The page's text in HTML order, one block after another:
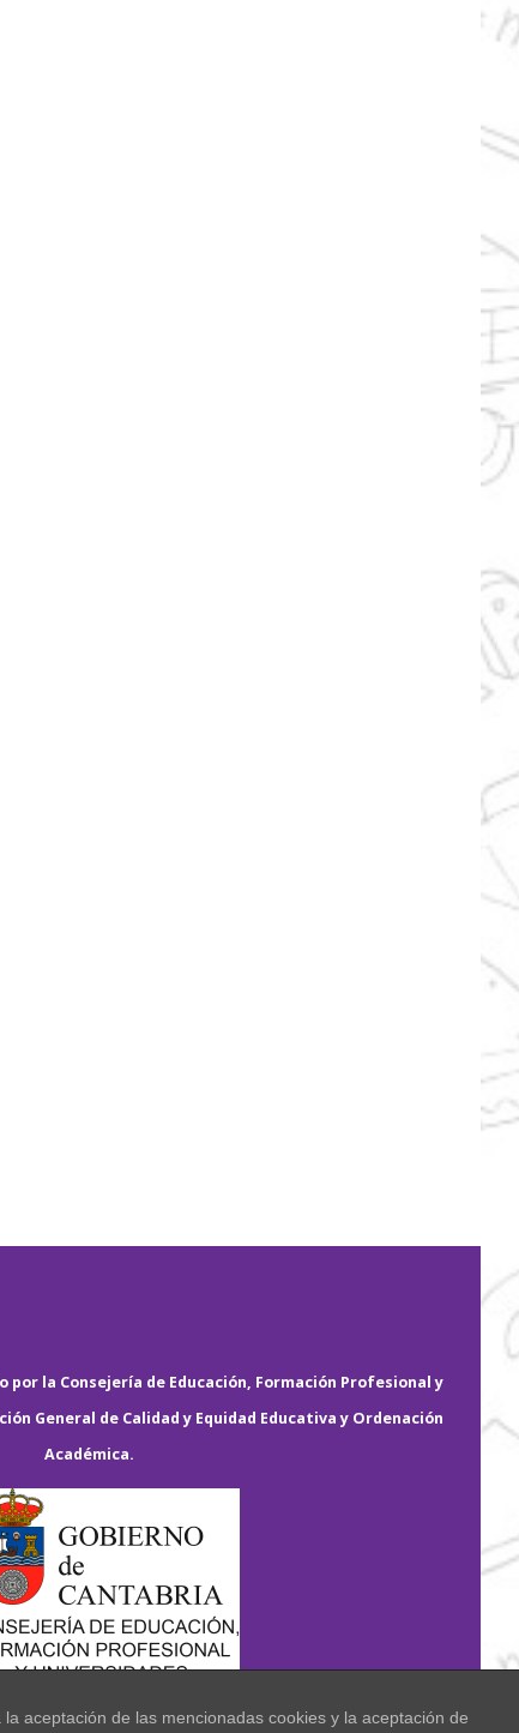
por la Consejería de Educación, Formación Profesional y
General de Calidad y Equidad Educativa y Ordenación
Académica.
aceptación de las mencionadas cookies y la aceptación de